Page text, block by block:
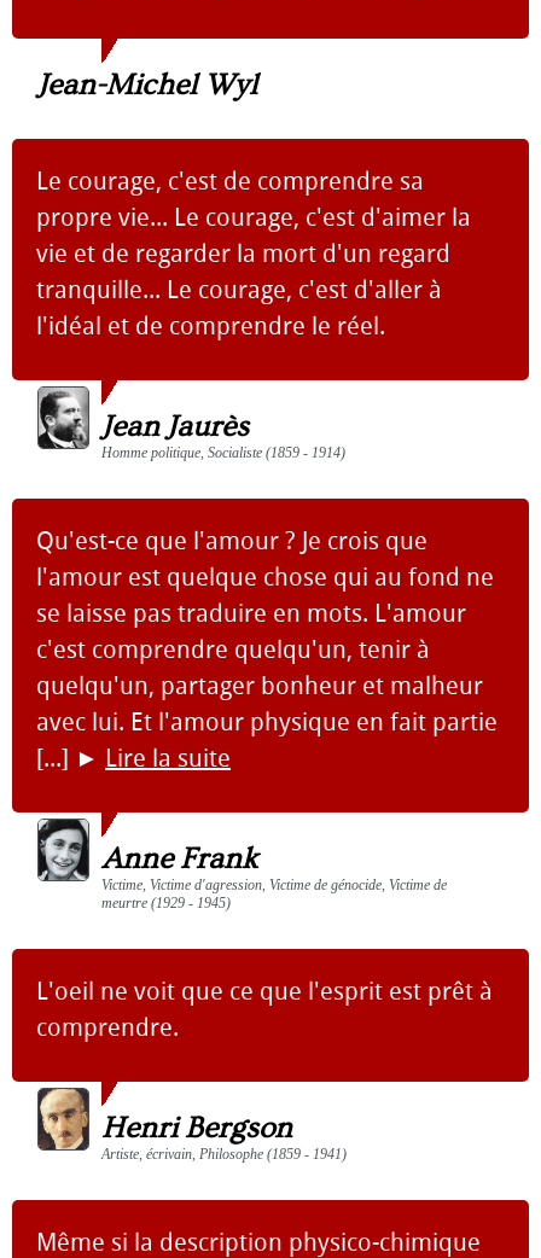
Jean-Michel Wyl
Le courage, c'est de comprendre sa
propre vie... Le courage, c'est d'aimer la
vie et de regarder la mort d'un regard
tranquille... Le courage, c'est d'aller à
l'idéal et de comprendre le réel.
Jean Jaurès
Homme politique, Socialiste (1859 - 1914)
Qu'est-ce que l'amour ? Je crois que
l'amour est quelque chose qui au fond ne
se laisse pas traduire en mots. L'amour
c'est comprendre quelqu'un, tenir à
quelqu'un, partager bonheur et malheur
avec lui. Et l'amour physique en fait partie
[...] ► Lire la suite
Anne Frank
Victime, Victime d'agression, Victime de génocide, Victime de
meurtre (1929 - 1945)
L'oeil ne voit que ce que l'esprit est prêt à
comprendre.
Henri Bergson
Artiste, écrivain, Philosophe (1859 - 1941)
Même si la description physico-chimique